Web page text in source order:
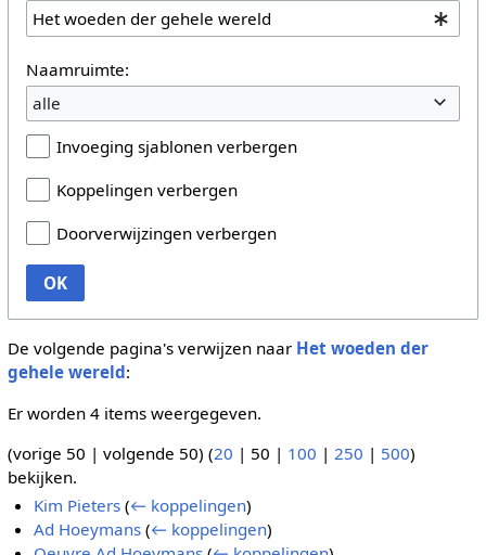
Naamruimte:
alle
Invoeging sjablonen verbergen
Koppelingen verbergen
Doorverwijzingen verbergen
OK
De volgende pagina's verwijzen naar Het woeden der
gehele wereld:
Er worden 4 items weergegeven.
(vorige 50 | volgende 50) (20 | 50 | 100 | 250 | 500)
bekijken.
Kim Pieters (← koppelingen)
Ad Hoeymans (← koppelingen)